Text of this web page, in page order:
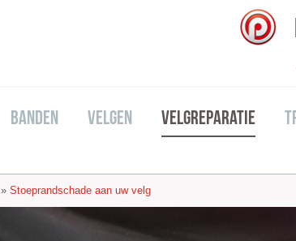
Banden Velgen Velgreparatie
»Stoeprandschade aan uw velg